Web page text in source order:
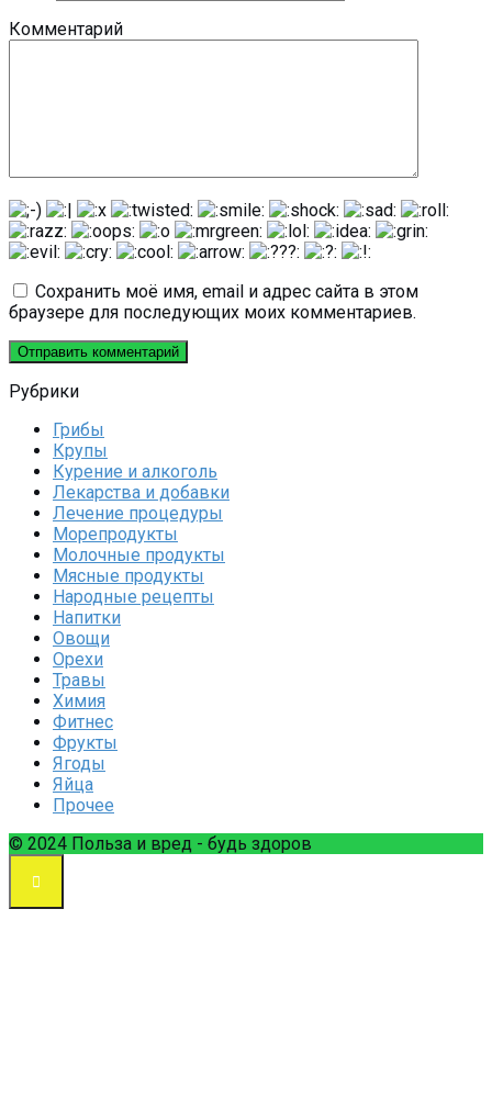
Комментарий
Сохранить моё имя, email и адрес сайта в этом
браузере для последующих моих комментариев.
Рубрики
Грибы
Крупы
Курение и алкоголь
Лекарства и добавки
Лечение процедуры
Морепродукты
Молочные продукты
Мясные продукты
Народные рецепты
Напитки
Овощи
Орехи
Травы
Химия
Фитнес
Фрукты
Ягоды
Яйца
Прочее
© 2024 Польза и вред - будь здоров